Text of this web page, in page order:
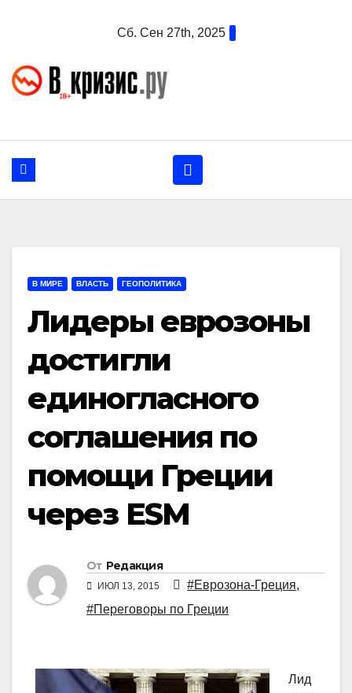
Сб. Сен 27th, 2025
В МИРЕ ВЛАСТЬ ГЕОПОЛИТИКА
Лидеры еврозоны
достигли
единогласного
соглашения по
помощи Греции
через ESM
От Редакция
ИЮЛ 13, 2015 #Еврозона-Греция,
#Переговоры по Греции
Лид